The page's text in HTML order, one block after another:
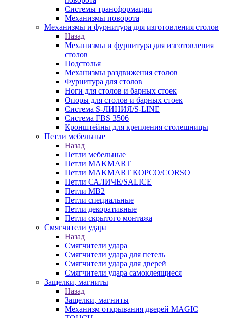
Системы трансформации
Механизмы поворота
Механизмы и фурнитура для изготовления столов
Назад
Механизмы и фурнитура для изготовления
столов
Подстолья
Механизмы раздвижения столов
Фурнитура для столов
Ноги для столов и барных стоек
Опоры для столов и барных стоек
Система S-ЛИНИЯ/S-LINE
Система FBS 3506
Кронштейны для крепления столешницы
Петли мебельные
Назад
Петли мебельные
Петли MAKMART
Петли MAKMART КОРСО/CORSO
Петли САЛИЧЕ/SALICE
Петли MB2
Петли специальные
Петли декоративные
Петли скрытого монтажа
Смягчители удара
Назад
Смягчители удара
Смягчители удара для петель
Смягчители удара для дверей
Cмягчители удара самоклеящиеся
Защелки, магниты
Назад
Защелки, магниты
Механизм открывания дверей MAGIC